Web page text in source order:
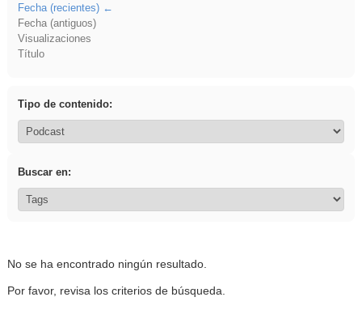
Fecha (recientes)
Fecha (antiguos)
Visualizaciones
Título
Tipo de contenido:
Buscar en:
No se ha encontrado ningún resultado.
Por favor, revisa los criterios de búsqueda.